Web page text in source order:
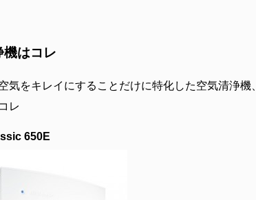
機はコレ
気をキレイにすることだけに特化した空気清浄
レ
650E